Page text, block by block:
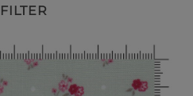
FILTER